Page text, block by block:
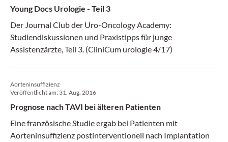
Young Docs Urologie - Teil 3
Der Journal Club der Uro-Oncology Academy:
Studiendiskussionen und Praxistipps für junge
Assistenzärzte, Teil 3. (CliniCum urologie 4/17)
Aorteninsuffizienz
Veröffentlicht am: 31. Aug. 2016
Prognose nach TAVI bei älteren Patienten
Eine französische Studie ergab bei Patienten mit
Aorteninsuffizienz postinterventionell nach Implantation